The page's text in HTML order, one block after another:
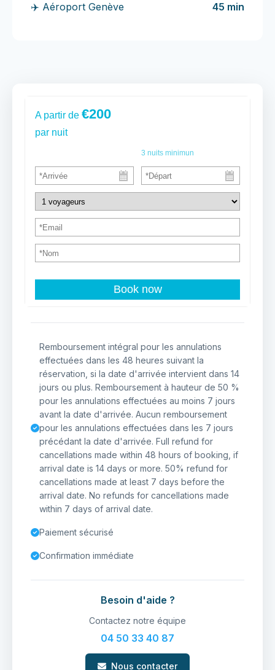
✈️ Aéroport Genève 45 min
A partir de €200
par nuit
3 nuits minimun
Book now
Remboursement intégral pour les annulations
effectuées dans les 48 heures suivant la
réservation, si la date d'arrivée intervient dans 14
jours ou plus. Remboursement à hauteur de 50 %
pour les annulations effectuées au moins 7 jours
avant la date d'arrivée. Aucun remboursement
pour les annulations effectuées dans les 7 jours
précédant la date d'arrivée. Full refund for
cancellations made within 48 hours of booking, if
arrival date is 14 days or more. 50% refund for
cancellations made at least 7 days before the
arrival date. No refunds for cancellations made
within 7 days of arrival date.
Paiement sécurisé
Confirmation immédiate
Besoin d'aide ?
Contactez notre équipe
04 50 33 40 87
Nous contacter